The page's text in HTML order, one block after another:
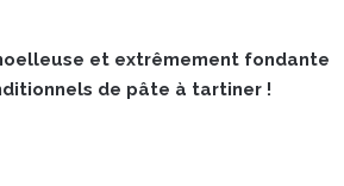
et extrêmement fondante
de pâte à tartiner !